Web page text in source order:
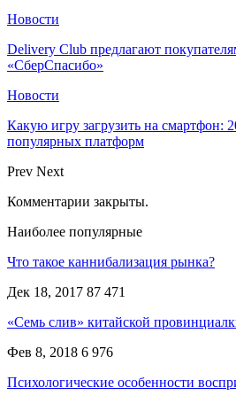
Новости
Delivery Club предлагают
«СберСпасибо»
Новости
Какую игру загрузить на смартфон:
популярных платформ
Prev Next
Комментарии закрыты.
Наиболее популярные
Что такое каннибализация рынка?
Дек 18, 2017 87 471
«Семь слив» китайской
Фев 8, 2018 6 976
Психологические особенности